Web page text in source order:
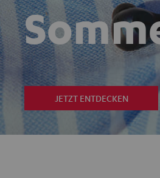
JETZT ENTDECKEN